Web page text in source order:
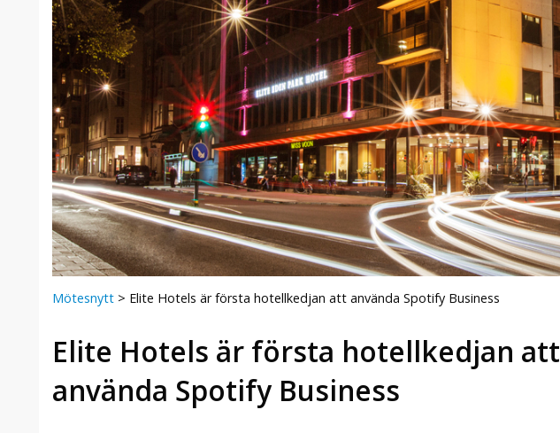
Mötesnytt > Elite Hotels är första hotellkedjan att använda Spotify Business
Elite Hotels är första hotellkedjan att
använda Spotify Business